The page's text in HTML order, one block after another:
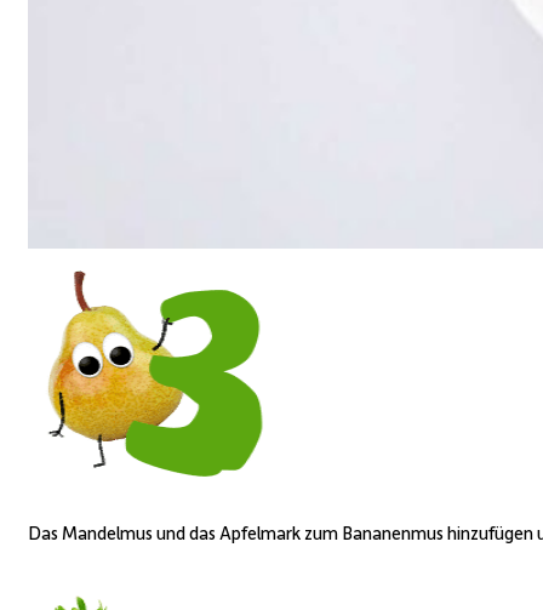
Das Mandelmus und das Apfelmark zum Bananenmus hinzufügen